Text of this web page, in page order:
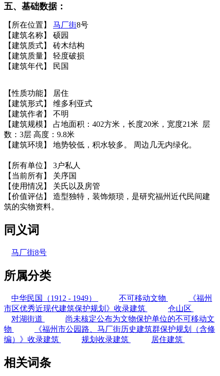
五、基础数据：
【所在位置】 马厂街8号
【建筑名称】 硕园
【建筑质式】 砖木结构
【建筑质量】 轻度破损
【建筑年代】 民国
【性质功能】 居住
【建筑形式】 维多利亚式
【建筑作者】 不明
【建筑规模】 占地面积：402方米，长度20米，宽度21米 层
数：3层 高度：9.8米
【建筑环境】 地势较低，积水较多。 周边几无内绿化。
【所有单位】 3户私人
【当前所有】 关序国
【使用情况】 关氏以及房管
【价值评估】 造型独特，装饰烦琐，是研究福州近代民间建
筑的实物资料。
同义词
马厂街8号
所属分类
中华民国（1912 - 1949） 不可移动文物
《福州
市区优秀近现代建筑保护规划》收录建筑
仓山区
对湖街道
尚未核定公布为文物保护单位的不可移动文
物
《福州市公园路、马厂街历史建筑群保护规划（含修
编）》收录建筑
规划收录建筑 居住建筑
相关词条